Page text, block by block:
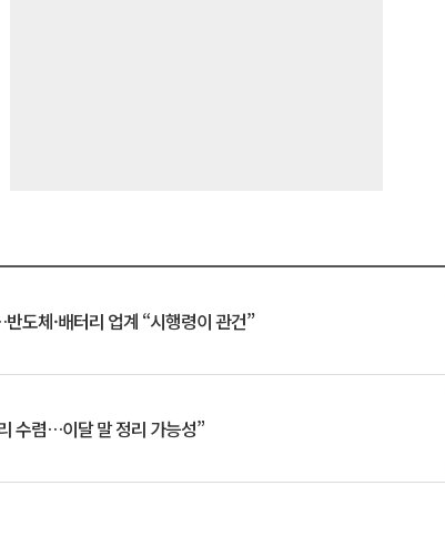
도체·배터리 업계 “시행령이 관건”
수렴…이달 말 정리 가능성”